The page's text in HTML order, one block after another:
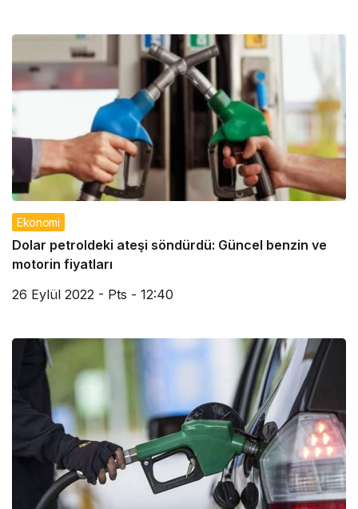
Ekonomi
Dolar petroldeki ateşi söndürdü: Güncel benzin ve
motorin fiyatları
26 Eylül 2022 - Pts - 12:40